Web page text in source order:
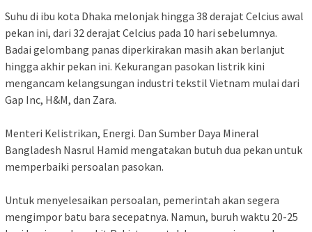
Suhu di ibu kota Dhaka melonjak hingga 38 derajat Celcius awal
pekan ini, dari 32 derajat Celcius pada 10 hari sebelumnya.
Badai gelombang panas diperkirakan masih akan berlanjut
hingga akhir pekan ini. Kekurangan pasokan listrik kini
mengancam kelangsungan industri tekstil Vietnam mulai dari
Gap Inc, H&M, dan Zara.
Menteri Kelistrikan, Energi. Dan Sumber Daya Mineral
Bangladesh Nasrul Hamid mengatakan butuh dua pekan untuk
memperbaiki persoalan pasokan.
Untuk menyelesaikan persoalan, pemerintah akan segera
mengimpor batu bara secepatnya. Namun, buruh waktu 20-25